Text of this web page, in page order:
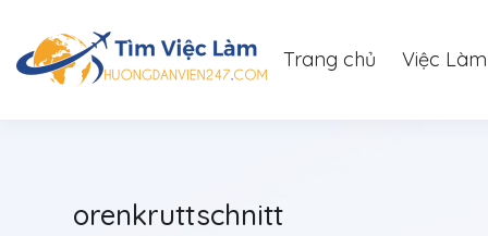
Trang chủ Việc Làm
orenkruttschnitt